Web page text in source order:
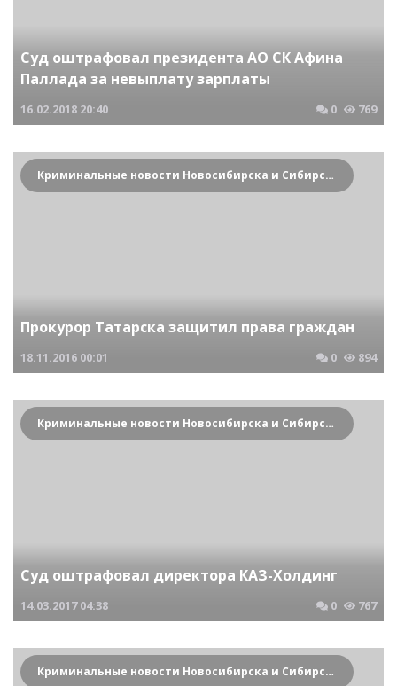
Суд оштрафовал президента АО СК Афина
Паллада за невыплату зарплаты
16.02.2018 20:40 0 769
Криминальные новости Новосибирска и Сибирского региона
Прокурор Татарска защитил права граждан
18.11.2016 00:01 0 894
Криминальные новости Новосибирска и Сибирского региона
Суд оштрафовал директора КАЗ-Холдинг
14.03.2017 04:38 0 767
Криминальные новости Новосибирска и Сибирского региона